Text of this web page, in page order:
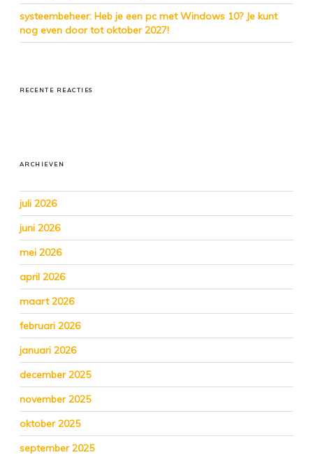
systeembeheer: Heb je een pc met Windows 10? Je kunt
nog even door tot oktober 2027!
RECENTE REACTIES
ARCHIEVEN
juli 2026
juni 2026
mei 2026
april 2026
maart 2026
februari 2026
januari 2026
december 2025
november 2025
oktober 2025
september 2025